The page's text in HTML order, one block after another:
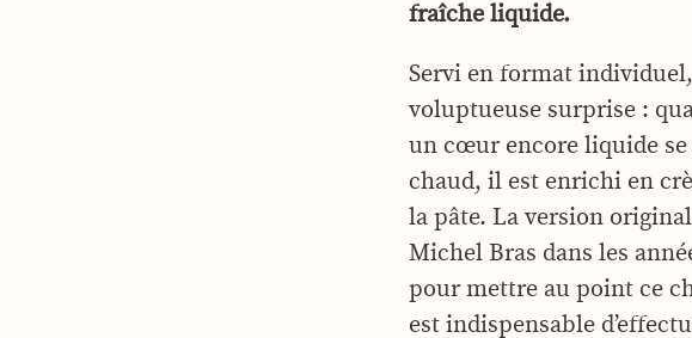
fraîche liquide.
Servi en format
voluptueuse surprise :
un cœur encore liquide
chaud, il est enrichi en
la pâte. La version
Michel Bras dans les
pour mettre au point ce
est indispensable